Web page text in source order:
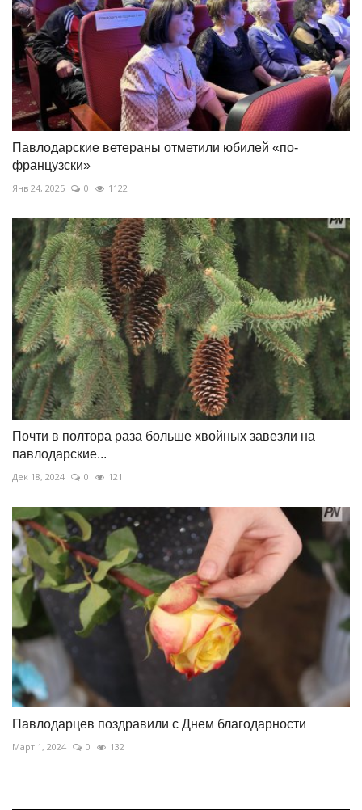
Павлодарские ветераны отметили юбилей «по-
французски»
Янв 24, 2025 0 1122
Почти в полтора раза больше хвойных завезли на
павлодарские...
Дек 18, 2024 0 121
Павлодарцев поздравили с Днем благодарности
Март 1, 2024 0 132